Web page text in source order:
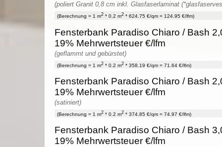
(poliert Granit 0,8 cm inkl. Glasfaserlaminat
(Berechnung = 1 m2 * 0.2 m2 * 624.75 €/qm = 124.95 €/lfm)
Fensterbank Paradiso Chiaro / Bash
19% Mehrwertsteuer €/lfm
(geflammt und gebürstet)
(Berechnung = 1 m2 * 0.2 m2 * 358.19 €/qm = 71.64 €/lfm)
Fensterbank Paradiso Chiaro / Bash
19% Mehrwertsteuer €/lfm
(satiniert)
(Berechnung = 1 m2 * 0.2 m2 * 374.85 €/qm = 74.97 €/lfm)
Fensterbank Paradiso Chiaro / Bash
19% Mehrwertsteuer €/lfm